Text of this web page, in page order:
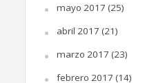
mayo 2017 (25)
abril 2017 (21)
marzo 2017 (23)
febrero 2017 (14)